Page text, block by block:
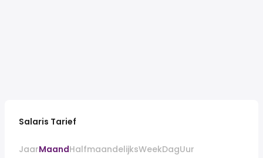
Salaris Tarief
JaarMaandHalfmaandelijksWeekDagUur